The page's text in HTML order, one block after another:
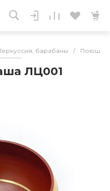
барабаны / Поющие
ЛЦ001